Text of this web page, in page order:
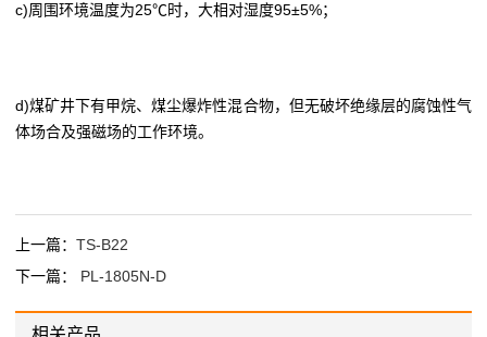
c)周围环境温度为25℃时，大相对湿度95±5%；
d)煤矿井下有甲烷、煤尘爆炸性混合物，但无破坏绝缘层的腐蚀性气
体场合及强磁场的工作环境。
上一篇： TS-B22
下一篇： PL-1805N-D